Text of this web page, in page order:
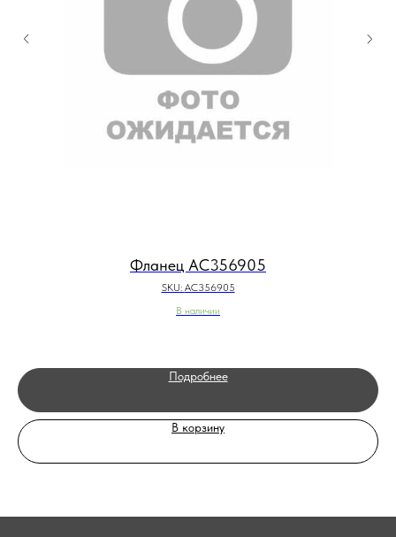
Фланец AC356905
SKU: AC356905
В наличии
Подробнее
В корзину